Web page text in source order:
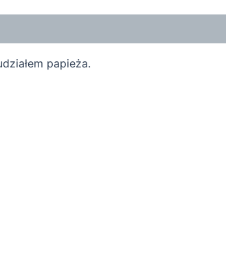
papieża.